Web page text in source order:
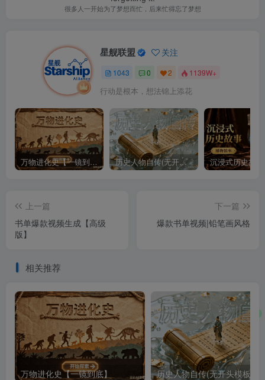
很多人一开始为了梦想而忙，后来忙得忘了梦想
星舰联盟 关注
1043 0 2 1139W+
行动是根本，想法锦上添花
万物进化史【一镜到底】 历史人物自传(无开头模板)
上一篇
书单爆款视频生成【高级
版】
下一篇
爆款书单视频|铅笔画风格
相关推荐
万物进化史【一镜到底】 历史人物自传(无开头模板)